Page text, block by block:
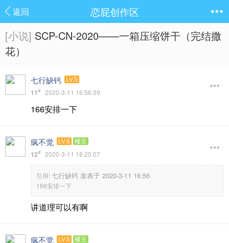
返回 恋屁创作区
[小说] SCP-CN-2020——一箱压缩饼干（完结撒
花）
七行缺钙 LV.5
11# 2020-3-11 16:56:39
166安排一下
疯不觉 LV.6 楼主
12# 2020-3-11 18:25:07
引用: 七行缺钙 发表于 2020-3-11 16:56
166安排一下
讲道理可以有啊
疯不觉 LV.6 楼主